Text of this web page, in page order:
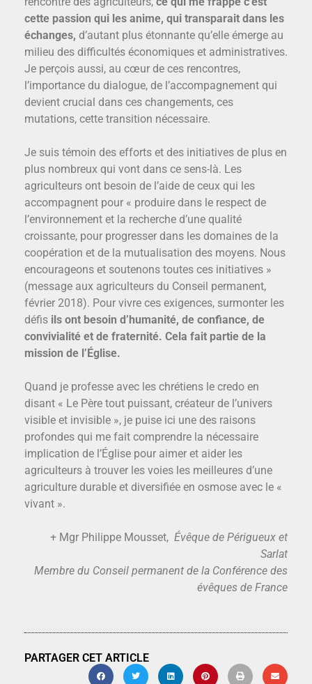
cette passion qui les anime, qui transparait dans les
échanges, d’autant plus étonnante qu’elle émerge au
milieu des difficultés économiques et administratives.
Je perçois aussi, au cœur de ces rencontres,
l’importance du dialogue, de l’accompagnement qui
devient crucial dans ces changements, ces
mutations, cette transition nécessaire.
Je suis témoin des efforts et des initiatives de plus en
plus nombreux qui vont dans ce sens-là. Les
agriculteurs ont besoin de l’aide de ceux qui les
accompagnent pour « produire dans le respect de
l’environnement et la recherche d’une qualité
croissante, pour progresser dans les domaines de la
coopération et de la mutualisation des moyens. Nous
encourageons et soutenons toutes ces initiatives »
(message aux agriculteurs du Conseil permanent,
février 2018). Pour vivre ces exigences, surmonter les
défis ils ont besoin d’humanité, de confiance, de
convivialité et de fraternité. Cela fait partie de la
mission de l’Église.
Quand je professe avec les chrétiens le credo en
disant « Le Père tout puissant, créateur de l’univers
visible et invisible », je puise ici une des raisons
profondes qui me fait comprendre la nécessaire
implication de l’Église pour aimer et aider les
agriculteurs à trouver les voies les meilleures d’une
agriculture durable et diversifiée en osmose avec le «
vivant ».
+ Mgr Philippe Mousset, Évêque de Périgueux et
Sarlat
Membre du Conseil permanent de la Conférence des
évêques de France
PARTAGER CET ARTICLE